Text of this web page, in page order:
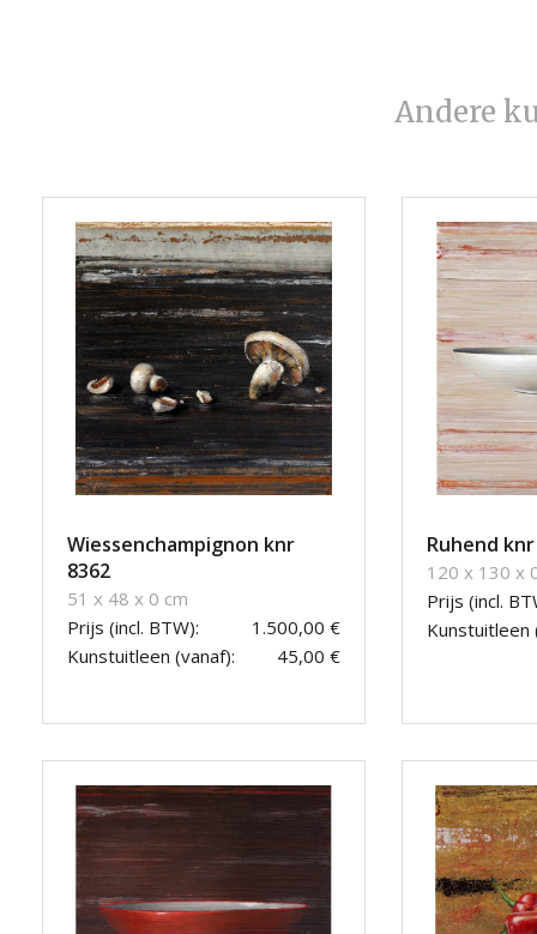
Andere
Wiessenchampignon knr
8362
51 x 48 x 0 cm
Prijs (incl. BTW):
1.500,00 €
Kunstuitleen (vanaf):
45,00 €
Ruhend
120 x 130 x
Prijs (incl.
Kunstuitleen